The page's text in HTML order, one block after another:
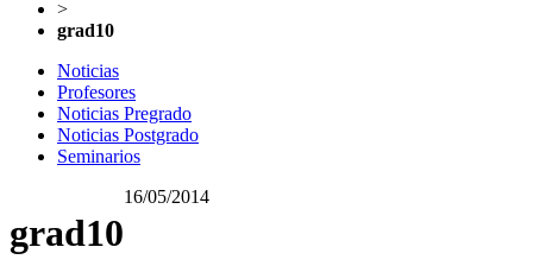
>
grad10
Noticias
Profesores
Noticias Pregrado
Noticias Postgrado
Seminarios
grad10
16/05/2014